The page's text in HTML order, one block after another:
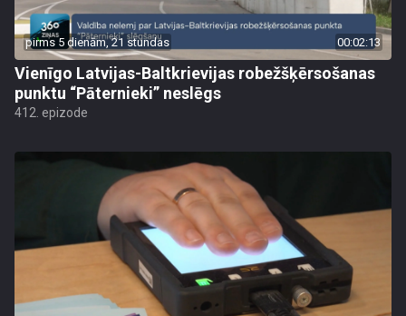
pirms 5 dienām, 21 stundas 00:02:13
Vienīgo Latvijas-Baltkrievijas robežšķērsošanas
punktu “Pāternieki” neslēgs
412. epizode